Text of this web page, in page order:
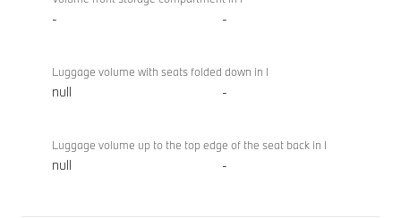
- -
Luggage volume with seats folded down in l
null -
Luggage volume up to the top edge of the seat back in l
null -